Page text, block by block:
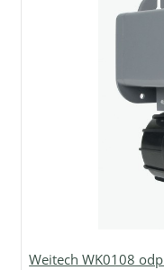
Weitech WK0108